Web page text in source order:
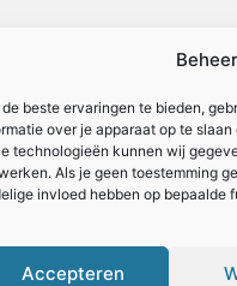
de beste ervaringen te bieden,
over je apparaat op te
technologieën kunnen wij
Als je geen toestemming
invloed hebben op bepaalde
Accepteren
zo maak je van